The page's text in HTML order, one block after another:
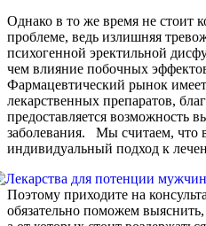
Однако в то же время не стоит
проблеме, ведь излишняя
психогенной эректильной
чем влияние побочных
Фармацевтический рынок
лекарственных препаратов,
предоставляется возможность
заболевания. Мы считаем, что
индивидуальный подход к
Поэтому приходите на
обязательно поможем